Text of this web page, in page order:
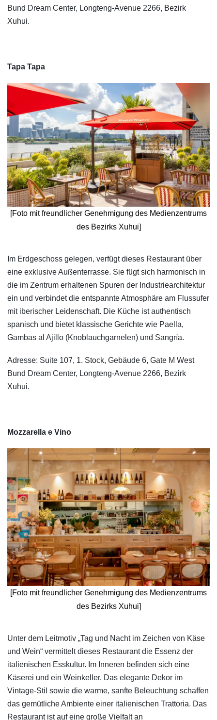
Bund Dream Center, Longteng-Avenue 2266, Bezirk
Xuhui.
Tapa Tapa
[Foto mit freundlicher Genehmigung des Medienzentrums
des Bezirks Xuhui]
​Im Erdgeschoss gelegen, verfügt dieses Restaurant über
eine exklusive Außenterrasse. Sie fügt sich harmonisch in
die im Zentrum erhaltenen Spuren der Industriearchitektur
ein und verbindet die entspannte Atmosphäre am Flussufer
mit iberischer Leidenschaft. Die Küche ist authentisch
spanisch und bietet klassische Gerichte wie Paella,
Gambas al Ajillo (Knoblauchgarnelen) und Sangría.
Adresse: Suite 107, 1. Stock, Gebäude 6, Gate M West
Bund Dream Center, Longteng-Avenue 2266, Bezirk
Xuhui.
Mozzarella e Vino
[Foto mit freundlicher Genehmigung des Medienzentrums
des Bezirks Xuhui]
​Unter dem Leitmotiv „Tag und Nacht im Zeichen von Käse
und Wein“ vermittelt dieses Restaurant die Essenz der
italienischen Esskultur. Im Inneren befinden sich eine
Käserei und ein Weinkeller. Das elegante Dekor im
Vintage-Stil sowie die warme, sanfte Beleuchtung schaffen
das gemütliche Ambiente einer italienischen Trattoria. Das
Restaurant ist auf eine große Vielfalt an